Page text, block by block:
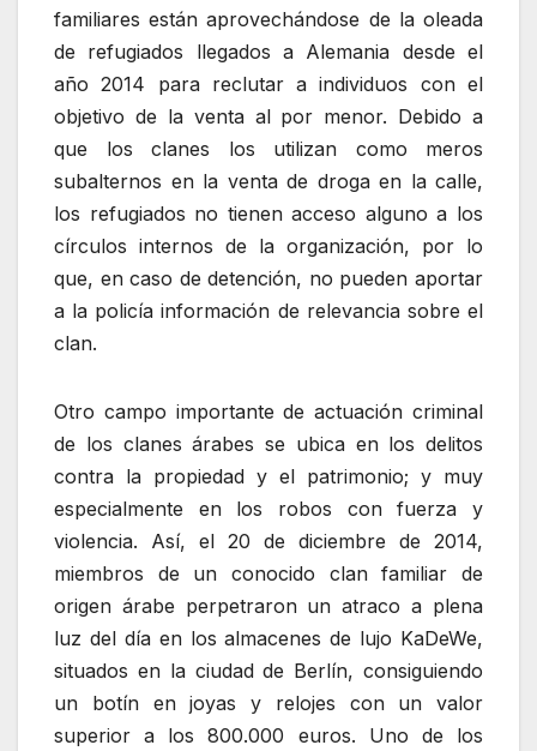
familiares están aprovechándose de la oleada
de refugiados llegados a Alemania desde el
año 2014 para reclutar a individuos con el
objetivo de la venta al por menor. Debido a
que los clanes los utilizan como meros
subalternos en la venta de droga en la calle,
los refugiados no tienen acceso alguno a los
círculos internos de la organización, por lo
que, en caso de detención, no pueden aportar
a la policía información de relevancia sobre el
clan.
Otro campo importante de actuación criminal
de los clanes árabes se ubica en los delitos
contra la propiedad y el patrimonio; y muy
especialmente en los robos con fuerza y
violencia. Así, el 20 de diciembre de 2014,
miembros de un conocido clan familiar de
origen árabe perpetraron un atraco a plena
luz del día en los almacenes de lujo KaDeWe,
situados en la ciudad de Berlín, consiguiendo
un botín en joyas y relojes con un valor
superior a los 800.000 euros. Uno de los